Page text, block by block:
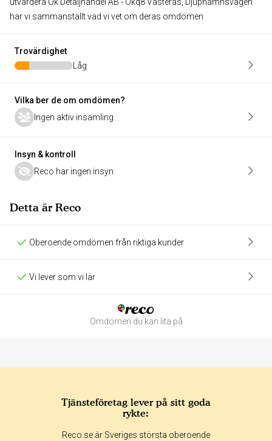
utvärdera Ok Detaljhandel AB - Okq8 Västerås, Djuphamnsvägen
har vi sammanställt vad vi vet om deras omdömen
Trovärdighet
Låg
Vilka ber de om omdömen?
Ingen aktiv insamling
Insyn & kontroll
Reco har ingen insyn
Detta är Reco
Oberoende omdömen från riktiga kunder
Vi lever som vi lär
Omdömen du kan lita på
Betyg & tidpunkt:
Tjänsteföretag lever på sitt goda
rykte:
Reco.se är Sveriges största oberoende